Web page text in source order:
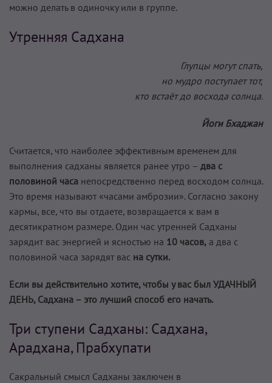
можно делать в одиночку или в группе.
Утренняя Садхана
Глупцы могут спать,
но мудро поступает тот,
кто встаёт до восхода солнца.
Йоги Бхаджан
Считается, что наиболее эффективным временем для
выполнения садханы является ранее утро – два с
половиной часа непосредственно перед восходом солнца.
Это время называют «часами амброзии». Согласно закону
кармы, все, что вы отдаете, возвращается к вам в
десятикратном размере. Один час утренней Садханы
зарядит вас энергией и ясностью на 10 часов, а два с
половиной часа зарядят вас на сутки.
Если вы действительно хотите, чтобы у вас был УДАЧНЫЙ
ДЕНЬ, Садхана – это лучший способ его начать.
Три ступени Садханы: Садхана,
Арадхана, Прабхупати
Сакральный смысл Садханы заключен в